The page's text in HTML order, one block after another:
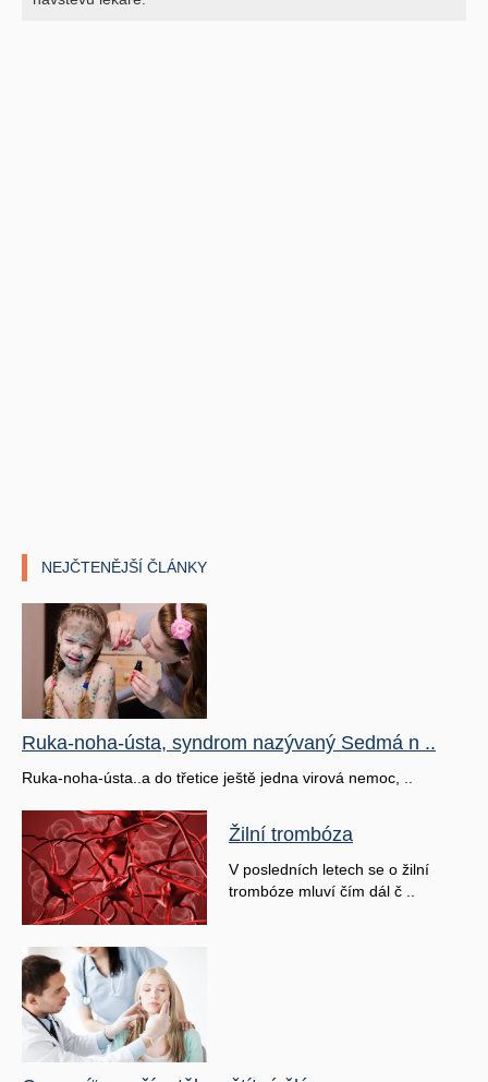
NEJČTENĚJŠÍ ČLÁNKY
Ruka-noha-ústa, syndrom nazývaný Sedmá n ..
Ruka-noha-ústa..a do třetice ještě jedna virová nemoc, ..
Žilní trombóza
V posledních letech se o žilní
trombóze mluví čím dál č ..